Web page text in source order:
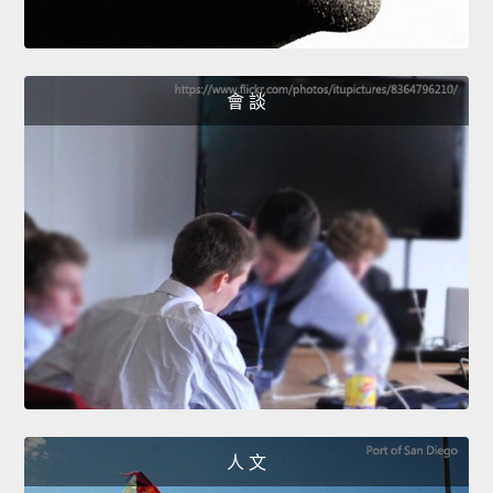
會 談
人 文